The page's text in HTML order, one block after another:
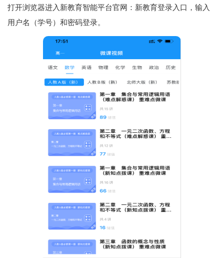
打开浏览器进入新教育智能平台官网：‌新教育登录入口‌，输入
用户名（学号）和密码登录‌。